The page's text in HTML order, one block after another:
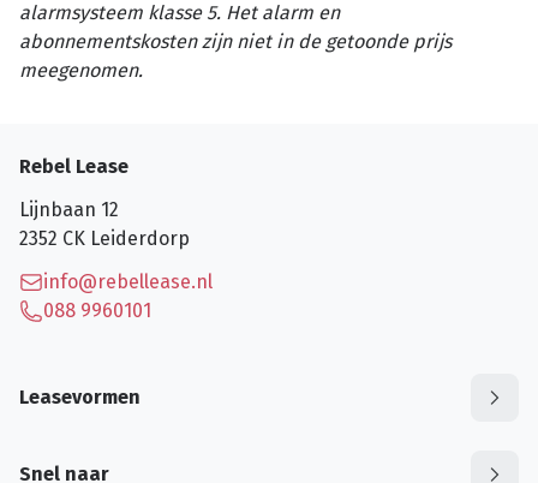
alarmsysteem klasse 5. Het alarm en
abonnementskosten zijn niet in de getoonde prijs
meegenomen.
Rebel Lease
Lijnbaan 12
2352 CK Leiderdorp
info@rebellease.nl
088 9960101
Leasevormen
Snel naar